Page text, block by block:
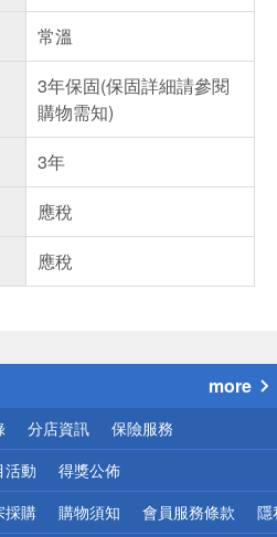
常溫
3年保固(保固詳細請參閱
購物需知)
3年
應稅
應稅
小心！
more
分店資訊 保險服務
活動 得獎公佈
採購 購物須知 會員服務條款 隱